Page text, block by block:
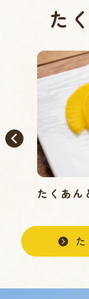
た
たくあん